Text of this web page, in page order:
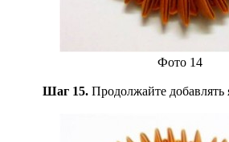
Фото 14
Шаг 15. Продолжайте добавлять